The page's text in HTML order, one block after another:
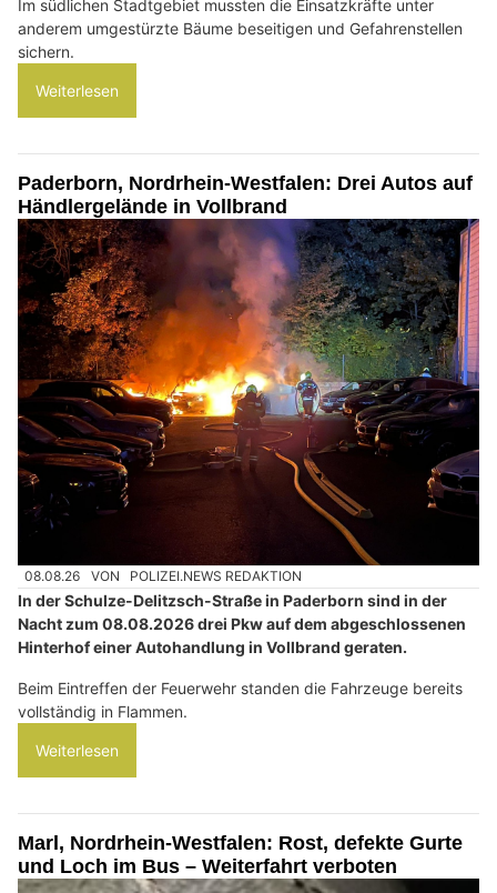
Im südlichen Stadtgebiet mussten die Einsatzkräfte unter
anderem umgestürzte Bäume beseitigen und Gefahrenstellen
sichern.
Weiterlesen
Paderborn, Nordrhein-Westfalen: Drei Autos auf
Händlergelände in Vollbrand
08.08.26 VON POLIZEI.NEWS REDAKTION
In der Schulze-Delitzsch-Straße in Paderborn sind in der
Nacht zum 08.08.2026 drei Pkw auf dem abgeschlossenen
Hinterhof einer Autohandlung in Vollbrand geraten.
Beim Eintreffen der Feuerwehr standen die Fahrzeuge bereits
vollständig in Flammen.
Weiterlesen
Marl, Nordrhein-Westfalen: Rost, defekte Gurte
und Loch im Bus – Weiterfahrt verboten